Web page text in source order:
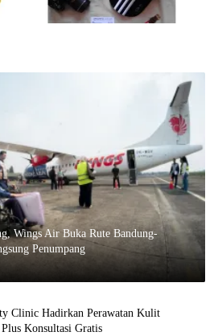
Wings Air Buka Rute Bandung-
Penumpang
Clinic Hadirkan Perawatan Kulit
Konsultasi Gratis